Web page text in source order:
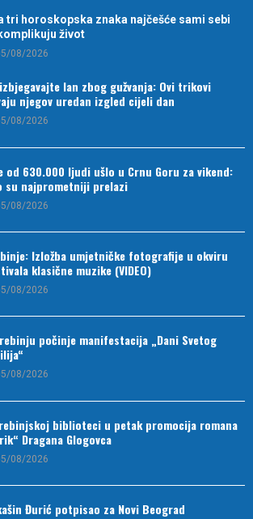
tri horoskopska znaka najčešće sami sebi
život
08/2026
lan zbog gužvanja: Ovi trikovi
njegov uredan izgled cijeli dan
08/2026
od 630.000 ljudi ušlo u Crnu Goru za vikend:
su najprometniji prelazi
08/2026
Izložba umjetničke fotografije u okviru
klasične muzike (VIDEO)
08/2026
počinje manifestacija „Dani Svetog
08/2026
biblioteci u petak promocija romana
Dragana Glogovca
08/2026
Đurić potpisao za Novi Beograd